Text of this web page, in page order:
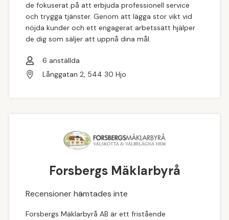
de fokuserat på att erbjuda professionell service
och trygga tjänster. Genom att lägga stor vikt vid
nöjda kunder och ett engagerat arbetssätt hjälper
de dig som säljer att uppnå dina mål.
6 anställda
Långgatan 2, 544 30 Hjo
Forsbergs Mäklarbyrå
Recensioner hämtades inte
Forsbergs Mäklarbyrå AB är ett fristående